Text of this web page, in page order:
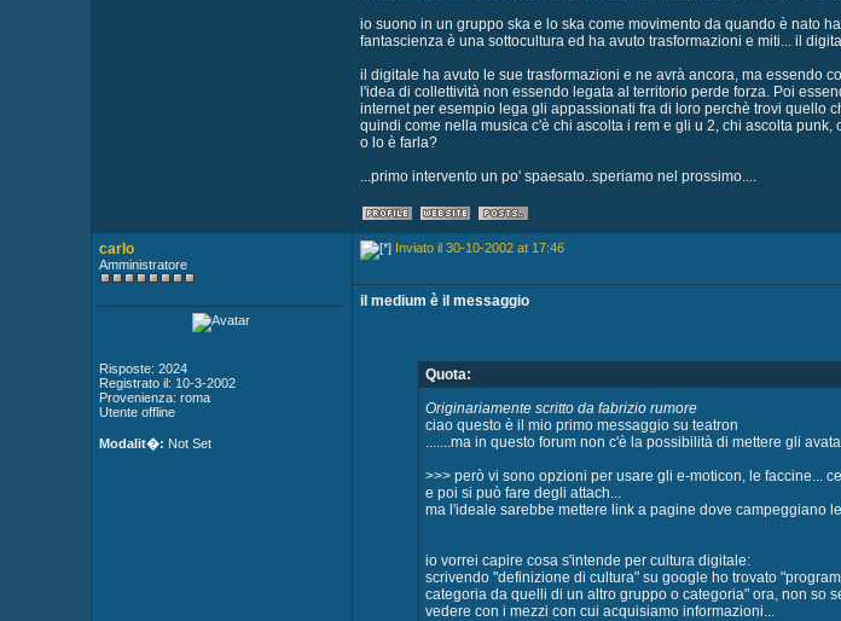
io suono in un gruppo ska e lo ska come movimento da quando è nato
fantascienza è una sottocultura ed ha avuto trasformazioni e miti... il
il digitale ha avuto le sue trasformazioni e ne avrà ancora, ma essendo
l'idea di collettività non essendo legata al territorio perde forza. Poi
internet per esempio lega gli appassionati fra di loro perchè trovi quello
quindi come nella musica c'è chi ascolta i rem e gli u 2, chi ascolta
o lo è farla?
...primo intervento un po' spaesato..speriamo nel prossimo....
carlo
Amministratore
Risposte: 2024
Registrato il: 10-3-2002
Provenienza: roma
Utente offline
Modalit�: Not Set
Inviato il 30-10-2002 at 17:46
il medium è il messaggio
Quota:
Originariamente scritto da fabrizio rumore
ciao questo è il mio primo messaggio su teatron
.......ma in questo forum non c'è la possibilità di mettere gli
>>> però vi sono opzioni per usare gli e-moticon, le faccine...
e poi si può fare degli attach...
ma l'ideale sarebbe mettere link a pagine dove campeggiano
io vorrei capire cosa s'intende per cultura digitale:
scrivendo "definizione di cultura" su google ho trovato
categoria da quelli di un altro gruppo o categoria" ora, non so
vedere con i mezzi con cui acquisiamo informazioni...